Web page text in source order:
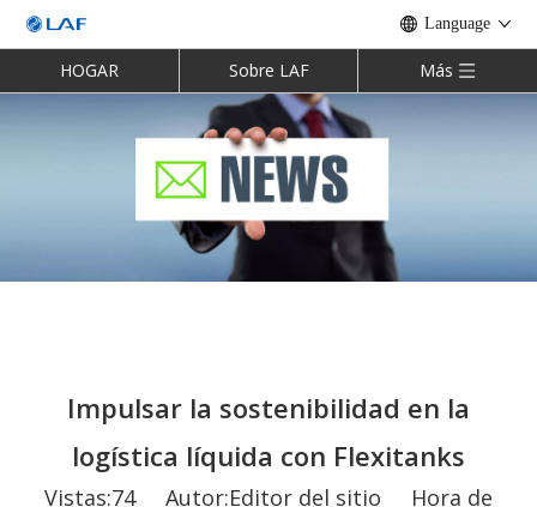
Language
HOGAR Sobre LAF Más
Impulsar la sostenibilidad en la
logística líquida con Flexitanks
Vistas:74Autor:Editor del sitio Hora de